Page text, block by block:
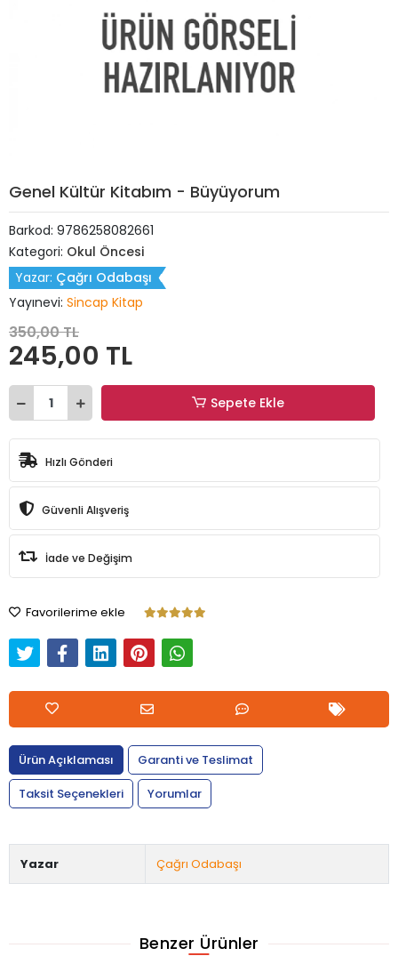
Genel Kültür Kitabım - Büyüyorum
Barkod: 9786258082661
Kategori: Okul Öncesi
Yazar: Çağrı Odabaşı
Yayınevi: Sincap Kitap
350,00 TL
245,00 TL
Sepete Ekle
Hızlı Gönderi
Güvenli Alışveriş
İade ve Değişim
Favorilerime ekle
Ürün Açıklaması
Garanti ve Teslimat
Taksit Seçenekleri
Yorumlar
Yazar Çağrı Odabaşı
Benzer Ürünler